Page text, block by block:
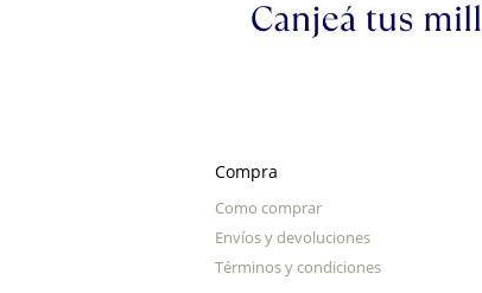
Compra
Como comprar
Envíos y devoluciones
Términos y condiciones